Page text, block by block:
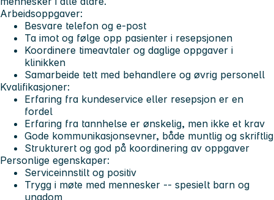
Arbeidsoppgaver:
Besvare telefon og e-post
Ta imot og følge opp pasienter i resepsjonen
Koordinere timeavtaler og daglige oppgaver i
klinikken
Samarbeide tett med behandlere og øvrig personell
Kvalifikasjoner:
Erfaring fra kundeservice eller resepsjon er en
fordel
Erfaring fra tannhelse er ønskelig, men ikke et krav
Gode kommunikasjonsevner, både muntlig og skriftlig
Strukturert og god på koordinering av oppgaver
Personlige egenskaper:
Serviceinnstilt og positiv
Trygg i møte med mennesker -- spesielt barn og
ungdom